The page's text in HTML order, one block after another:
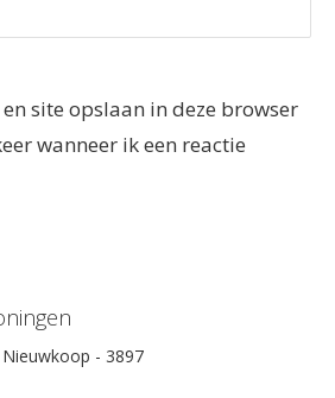
site opslaan in deze browser
wanneer ik een reactie
- 3897